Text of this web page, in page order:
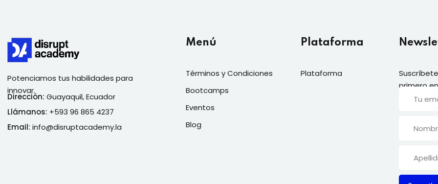
Potenciamos tus habilidades para
innovar.
Dirección: Guayaquil, Ecuador
Llámanos: +593 96 865 4237
Email: info@disruptacademy.la
Menú
Términos y Condiciones
Bootcamps
Eventos
Blog
Plataforma
Plataforma
primero